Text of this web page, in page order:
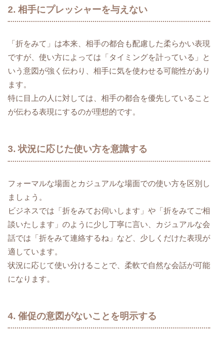
2. 相手にプレッシャーを与えない
「折をみて」は本来、相手の都合も配慮した柔らかい表現
ですが、使い方によっては「タイミングを計っている」と
いう意図が強く伝わり、相手に気を使わせる可能性があり
ます。
特に目上の人に対しては、相手の都合を優先していること
が伝わる表現にするのが理想的です。
3. 状況に応じた使い方を意識する
フォーマルな場面とカジュアルな場面での使い方を区別し
ましょう。
ビジネスでは「折をみてお伺いします」や「折をみてご相
談いたします」のように少し丁寧に言い、カジュアルな会
話では「折をみて連絡するね」など、少しくだけた表現が
適しています。
状況に応じて使い分けることで、柔軟で自然な会話が可能
になります。
4. 催促の意図がないことを明示する